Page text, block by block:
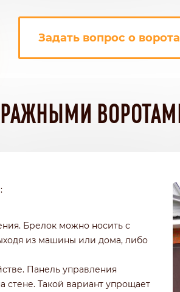
Задать вопрос о
Брелок можно носить с
из машины или дома, либо
Панель управления
стене. Такой вариант упрощает